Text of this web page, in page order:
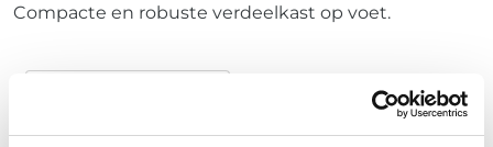
Compacte en robuste verdeelkast op voet.